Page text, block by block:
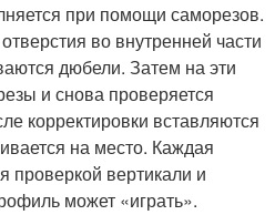
при помощи саморезов.
во внутренней части
дюбели. Затем на эти
и снова проверяется
корректировки вставляются
на место. Каждая
проверкой вертикали и
может «играть».